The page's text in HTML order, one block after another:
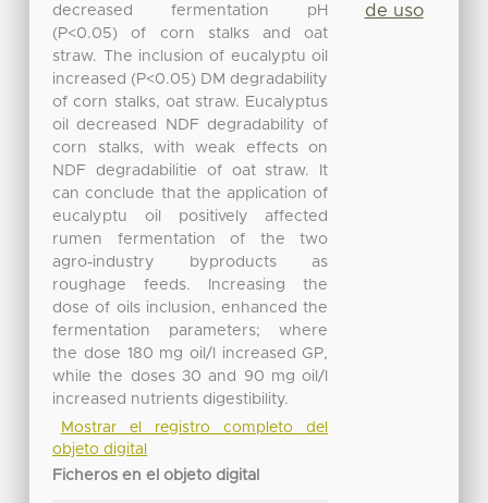
decreased fermentation pH
(P<0.05) of corn stalks and oat
straw. The inclusion of eucalyptu oil
increased (P<0.05) DM degradability
of corn stalks, oat straw. Eucalyptus
oil decreased NDF degradability of
corn stalks, with weak effects on
NDF degradabilitie of oat straw. It
can conclude that the application of
eucalyptu oil positively affected
rumen fermentation of the two
agro-industry byproducts as
roughage feeds. Increasing the
dose of oils inclusion, enhanced the
fermentation parameters; where
the dose 180 mg oil/l increased GP,
while the doses 30 and 90 mg oil/l
increased nutrients digestibility.
Mostrar el registro completo del
objeto digital
Ficheros en el objeto digital
de uso